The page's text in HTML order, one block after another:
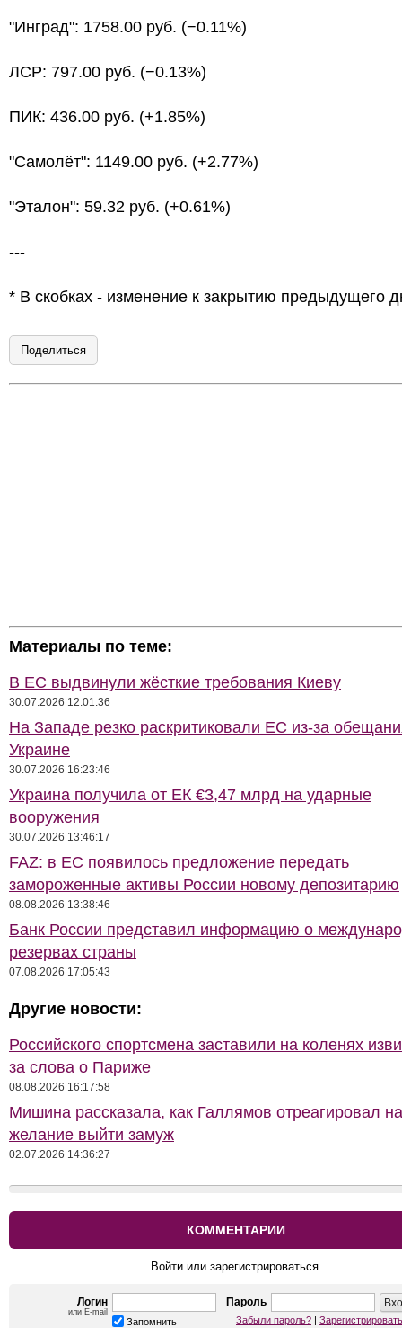
"Инград": 1758.00 руб. (−0.11%)
ЛСР: 797.00 руб. (−0.13%)
ПИК: 436.00 руб. (+1.85%)
"Самолёт": 1149.00 руб. (+2.77%)
"Эталон": 59.32 руб. (+0.61%)
---
* В скобках - изменение к закрытию предыдущего
Поделиться
Материалы по теме:
В ЕС выдвинули жёсткие требования Киеву
30.07.2026 12:01:36
На Западе резко раскритиковали ЕС из-за
Украине
30.07.2026 16:23:46
Украина получила от ЕК €3,47 млрд на ударные
вооружения
30.07.2026 13:46:17
FAZ: в ЕС появилось предложение передать
замороженные активы России новому депозитарию
08.08.2026 13:38:46
Банк России представил информацию о
резервах страны
07.08.2026 17:05:43
Другие новости:
Российского спортсмена заставили на коленях
за слова о Париже
08.08.2026 16:17:58
Мишина рассказала, как Галлямов отреагировал
желание выйти замуж
02.07.2026 14:36:27
КОММЕНТАРИИ
Войти или зарегистрироваться.
Логин
или E-mail
Пароль
Запомнить Забыли пароль? |